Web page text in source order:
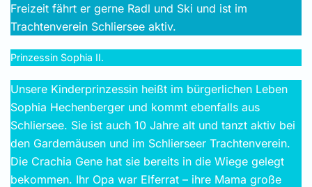
Freizeit fährt er gerne Radl und Ski und ist im
Trachtenverein Schliersee aktiv.
Prinzessin Sophia II.
Unsere Kinderprinzessin heißt im bürgerlichen Leben
Sophia Hechenberger und kommt ebenfalls aus
Schliersee. Sie ist auch 10 Jahre alt und tanzt aktiv bei
den Gardemäusen und im Schlierseer Trachtenverein.
Die Crachia Gene hat sie bereits in die Wiege gelegt
bekommen. Ihr Opa war Elferrat – ihre Mama große